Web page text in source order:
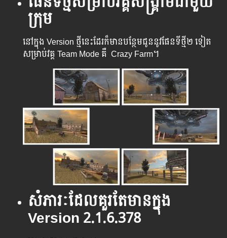
ក្រុម
នៅក្នុង Version ថ្មី​នេះ​ដែរ​ក៏​មាន​បន្ថែម​ជូន​នូវ​ផែន​ទីថ្មី​២ ទៀត​
សម្រាប់​វគ្គ​ Team Mode គឺ Crazy Farm។
សំភារៈ​ដែល​គួរ​តែ​មាន​ក្នុង
Version 2.1.6.378